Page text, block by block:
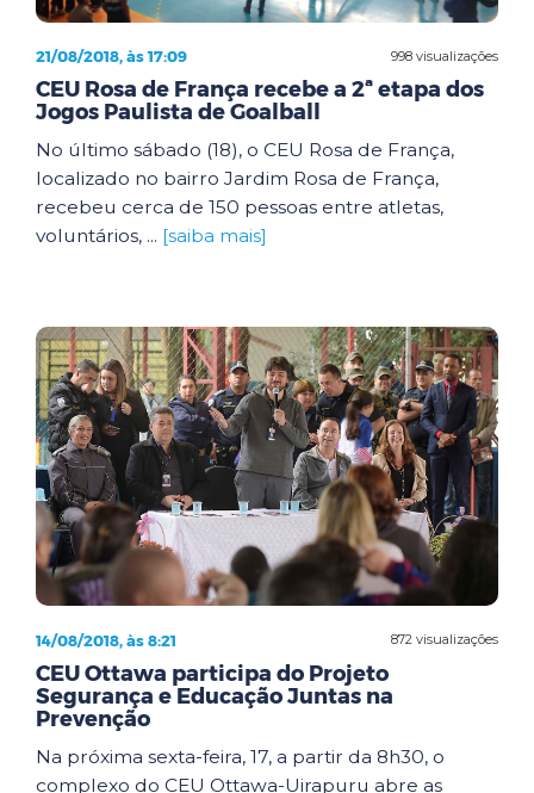
998 visualizações
21/08/2018, às 17:09
CEU Rosa de França recebe a 2ª etapa dos
Jogos Paulista de Goalball
No último sábado (18), o CEU Rosa de França,
localizado no bairro Jardim Rosa de França,
recebeu cerca de 150 pessoas entre atletas,
voluntários, ... [saiba mais]
872 visualizações
14/08/2018, às 8:21
CEU Ottawa participa do Projeto
Segurança e Educação Juntas na
Prevenção
Na próxima sexta-feira, 17, a partir da 8h30, o
complexo do CEU Ottawa-Uirapuru abre as